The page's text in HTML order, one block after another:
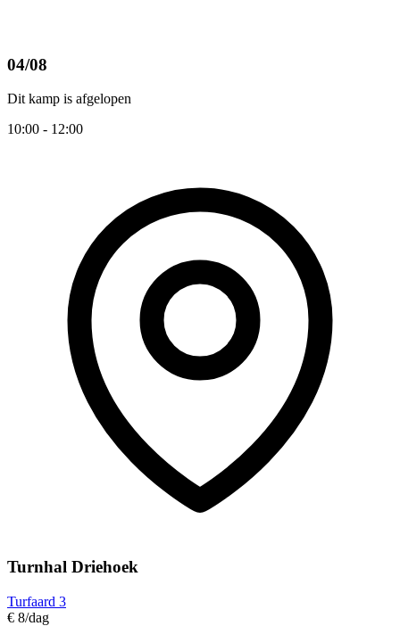
04/08
Dit kamp is afgelopen
10:00 - 12:00
Turnhal Driehoek
Turfaard 3
€ 8/dag